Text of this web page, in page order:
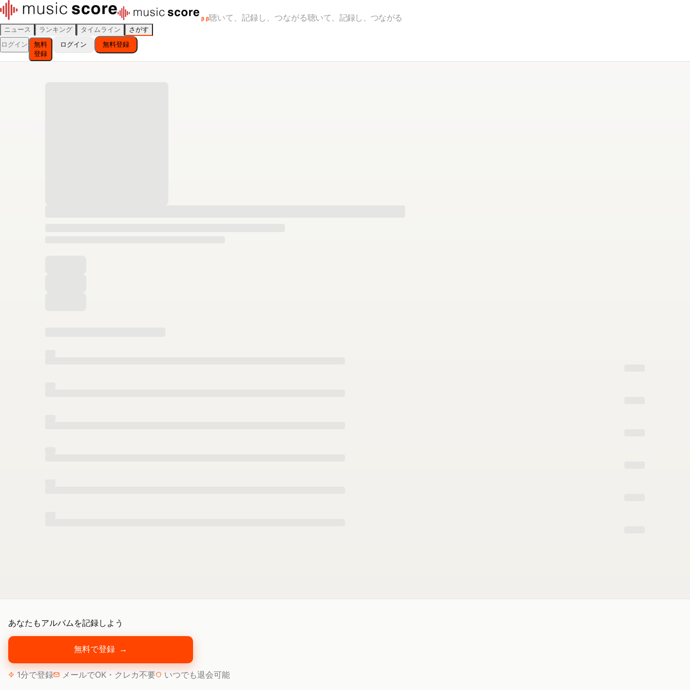
β β聴いて、記録し、つながる聴いて、記録し、つながる
ニュース ランキング タイムライン
さがす
ログイン
無料
登録
ログイン 無料登録
あなたもアルバムを記録しよう
無料で登録 →
1分で登録 メールでOK・クレカ不要 いつでも退会可能